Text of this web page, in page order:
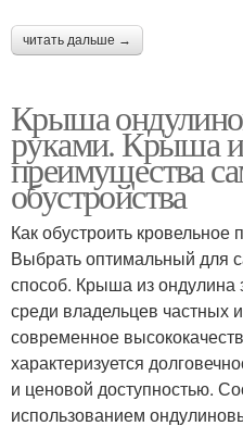
читать дальше →
Крыша
руками. Крыша
преимущества
обустройства
Как обустроить кровельное
Выбрать оптимальный для
способ. Крыша из ондулина
среди владельцев частных
современное
характеризуется
и ценовой доступностью.
использованием